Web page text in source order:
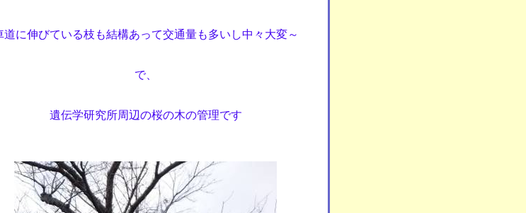
道に伸びている枝も結構あって交通量も多いし中々大変～
で、
遺伝学研究所周辺の桜の木の管理です